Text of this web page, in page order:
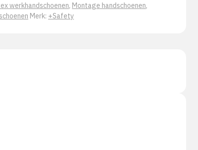
werkhandschoenen, Montage handschoenen,
Merk: +Safety